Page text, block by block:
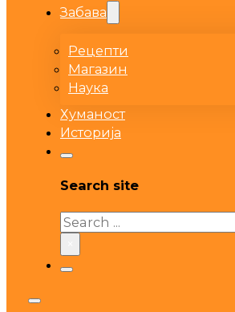
Забава
Рецепти
Магазин
Наука
Хуманост
Историја
Search site
Search